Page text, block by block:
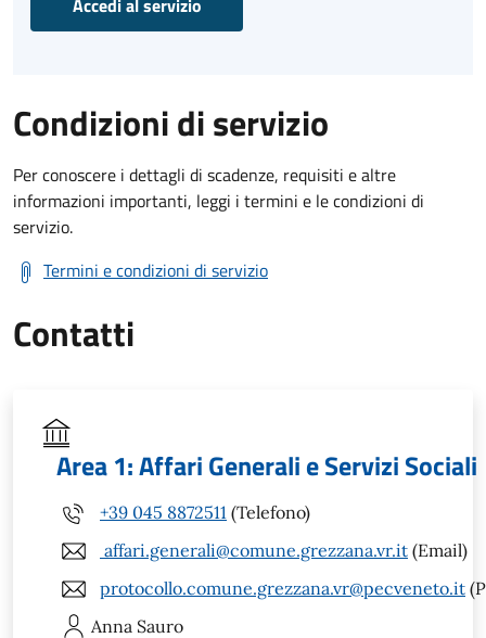
Condizioni di servizio
Per conoscere i dettagli di scadenze, requisiti e altre
informazioni importanti, leggi i termini e le condizioni di
servizio.
Termini e condizioni di servizio
Contatti
Area 1: Affari Generali e Servizi Sociali
+39 045 8872511 (Telefono)
affari.generali@comune.grezzana.vr.it (Email)
protocollo.comune.grezzana.vr@pecveneto.it
Anna Sauro